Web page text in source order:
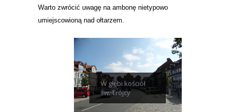
Warto zwrócić uwagę na ambonę nietypowo
umiejscowioną nad ołtarzem.
W głębi kościół
św. Trójcy